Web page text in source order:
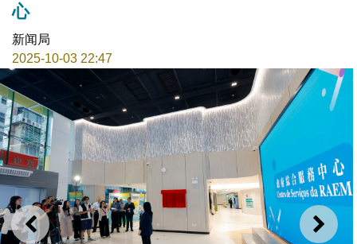
心
新闻局
2025-10-03 22:47
上一则 下一